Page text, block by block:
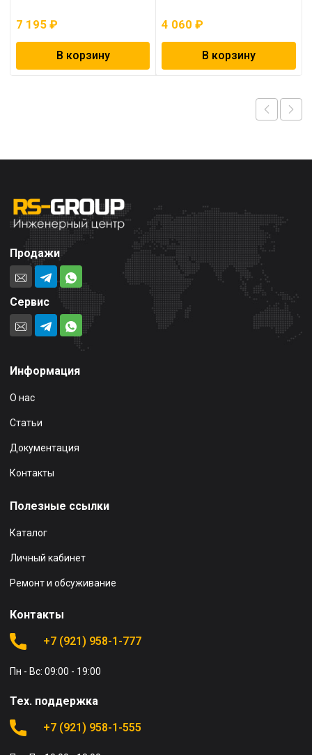
7 195 ₽
В корзину
4 060₽
В корзину
Продажи
Сервис
Информация
О нас
Статьи
Документация
Контакты
Полезные ссылки
Каталог
Личный кабинет
Ремонт и обсуживание
Контакты
+7 (921) 958-1-777
Пн - Вс: 09:00 - 19:00
Тех. поддержка
+7 (921) 958-1-555